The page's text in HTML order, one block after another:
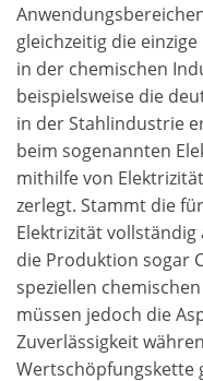
gleichzeitig die
in der chemischen
beispielsweise die
in der Stahlindustrie
beim sogenannten
mithilfe von
zerlegt. Stammt die
Elektrizität
die Produktion sogar
speziellen
müssen jedoch die
Zuverlässigkeit
Wertschöpfungskette